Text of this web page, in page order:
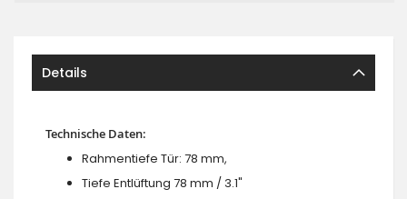
Details